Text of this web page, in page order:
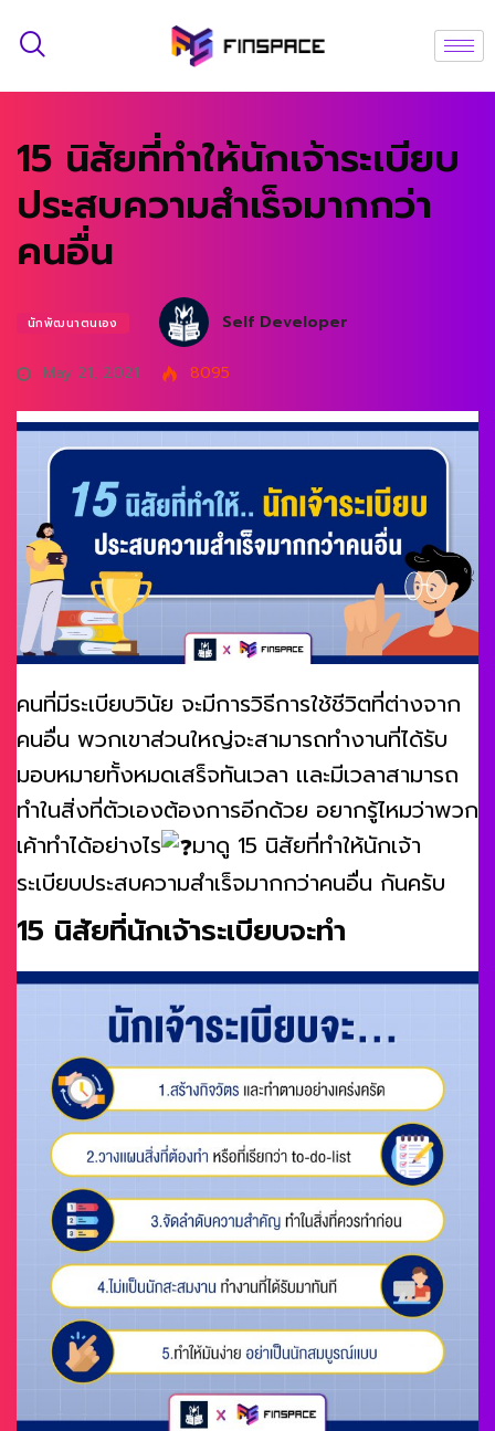
15 นิสัยที่ทำให้นักเจ้าระเบียบ
ประสบความสำเร็จมากกว่า
คนอื่น
นักพัฒนาตนเอง Self Developer
May 21, 2021 8095
คนที่มีระเบียบวินัย จะมีการวิธีการใช้ชีวิตที่ต่างจาก
คนอื่น พวกเขาส่วนใหญ่จะสามารถทำงานที่ได้รับ
มอบหมายทั้งหมดเสร็จทันเวลา เเละมีเวลาสามารถ
ทำในสิ่งที่ตัวเองต้องการอีกด้วย อยากรู้ไหมว่าพวก
เค้าทำได้อย่างไร
มาดู 15 นิสัยที่ทำให้นักเจ้า
ระเบียบประสบความสำเร็จมากกว่าคนอื่น กันครับ
15 นิสัยที่นักเจ้าระเบียบจะทำ